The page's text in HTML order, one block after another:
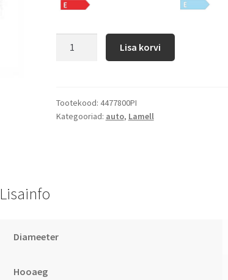
Lisa korvi
Tootekood: 4477800PI
Kategooriad: auto, Lamell
Lisainfo
Diameeter
Hooaeg